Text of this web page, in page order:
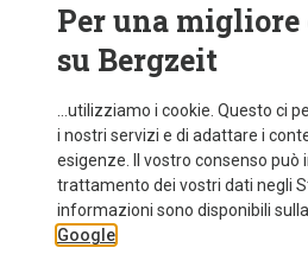
Per una migliore
su Bergzeit
...utilizziamo i cookie. Questo ci
i nostri servizi e di adattare i
esigenze. Il vostro consenso può
trattamento dei vostri dati negli
informazioni sono disponibili
Google